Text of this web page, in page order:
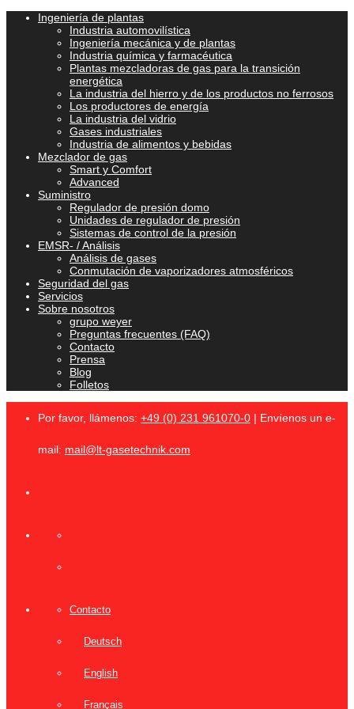
Ingeniería de plantas
Industria automovilística
Ingeniería mecánica y de plantas
Industria química y farmacéutica
Plantas mezcladoras de gas para la transición
energética
La industria del hierro y de los productos no ferrosos
Los productores de energía
La industria del vidrio
Gases industriales
Industria de alimentos y bebidas
Mezclador de gas
Smart y Comfort
Advanced
Suministro
Regulador de presión domo
Unidades de regulador de presión
Sistemas de control de la presión
EMSR- / Análisis
Análisis de gases
Conmutación de vaporizadores atmosféricos
Seguridad del gas
Servicios
Sobre nosotros
grupo weyer
Preguntas frecuentes (FAQ)
Contacto
Prensa
Blog
Folletos
Por favor, llámenos: +49 (0) 231 961070-0 | Envíenos un e-
mail: mail@lt-gasetechnik.com
Contacto
Deutsch
English
Français